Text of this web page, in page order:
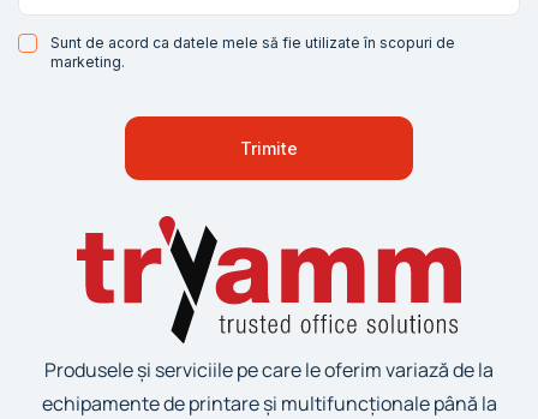
Produsele și serviciile pe care le oferim variază de la
echipamente de printare și multifuncționale până la
Sunt de acord ca datele mele să fie utilizate în scopuri de
marketing.